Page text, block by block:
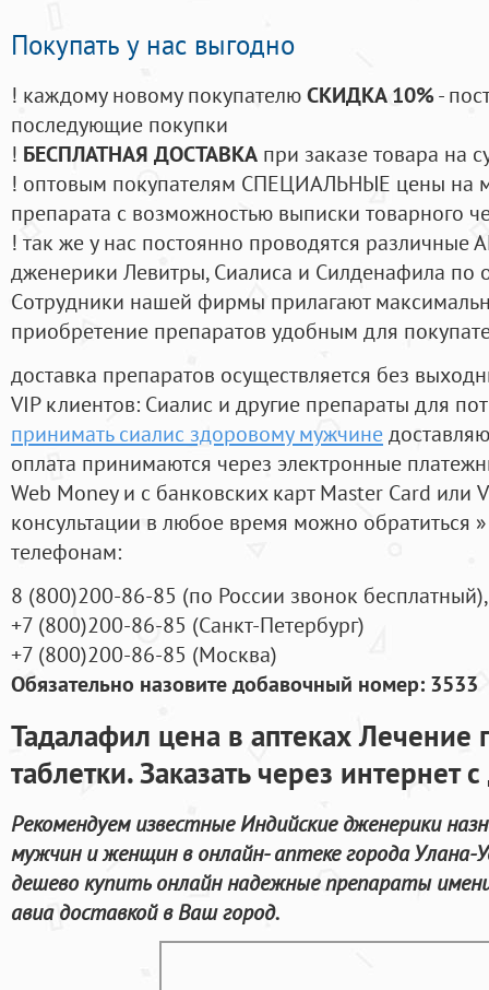
Покупать у нас выгодно
! каждому новому покупателюСКИДКА 10%-
последующие покупки
! БЕСПЛАТНАЯ ДОСТАВКА при заказе товара на
! оптовым покупателям СПЕЦИАЛЬНЫЕ цены на
препарата с возможностью выписки товарного
! так же у нас постоянно проводятся
дженерики Левитры, Сиалиса и Силденафила по
Cотрудники нашей фирмы прилагают
приобретение препаратов удобным для
доставка препаратов осуществляется без
VIP клиентов: Сиалис и другие препараты для
принимать сиалис здоровому мужчине
оплата принимаются через электронные
Web Money и с банковских карт Master Card или
консультации в любое время можно обратиться
телефонам:
8 (800)200-86-85 (по России звонок бесплатный),
+7 (800)200-86-85 (Санкт-Петербург)
+7 (800)200-86-85 (Москва)
Обязательно назовите добавочный номер: 3533
Тадалафил цена в аптеках
таблетки. Заказать через интернет
Рекомендуем известные Индийские дженерики
мужчин и женщин в онлайн- аптеке города
дешево купить онлайн надежные препараты
авиа доставкой в Ваш город.